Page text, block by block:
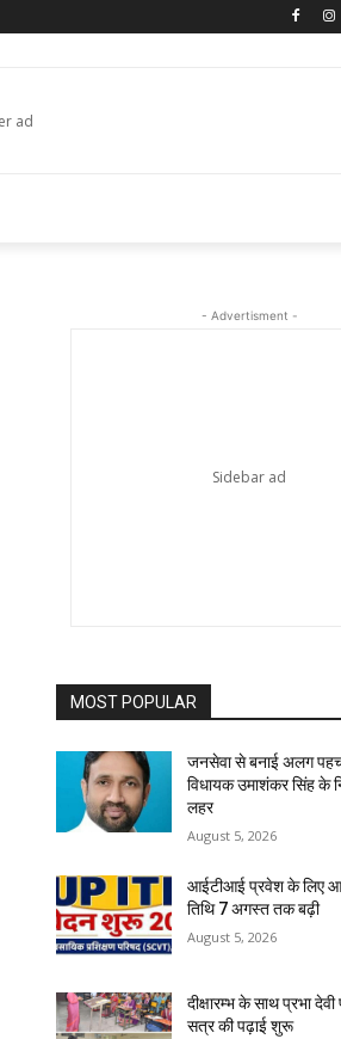
- Advertisment -
MOST POPULAR
जनसेवा से बनाई अलग
विधायक उमाशंकर सिंह के
लहर
August 5, 2026
आईटीआई प्रवेश के लिए
तिथि 7 अगस्त तक बढ़ी
August 5, 2026
दीक्षारम्भ के साथ प्रभा
सत्र की पढ़ाई शुरू